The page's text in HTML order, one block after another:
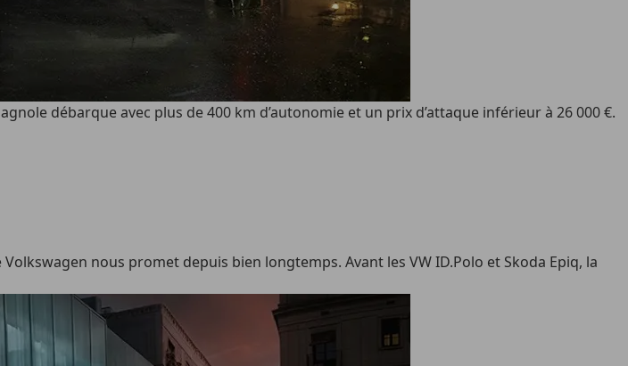
débarque avec plus de 400 km d’autonomie et un prix d’attaque inférieur à 26 000 €.
nous promet depuis bien longtemps. Avant les VW ID.Polo et Skoda Epiq, la